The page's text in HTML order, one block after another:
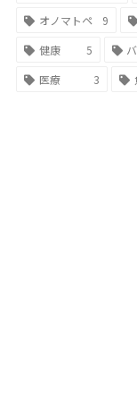
オノマトペ
9
健康
5
医療
3